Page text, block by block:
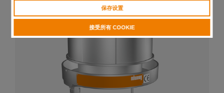
保存设置
接受所有 COOKIE